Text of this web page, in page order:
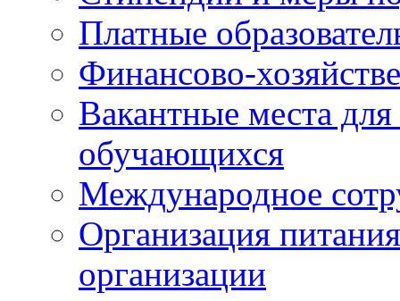
Платные
Финансово-
Вакантные места
обучающихся
Международное
Организация
организации